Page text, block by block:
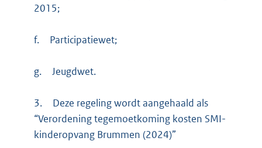
2015;
f. Participatiewet;
g. Jeugdwet.
3.
Deze regeling wordt aangehaald als
“Verordening tegemoetkoming kosten SMI-
kinderopvang Brummen (2024)”